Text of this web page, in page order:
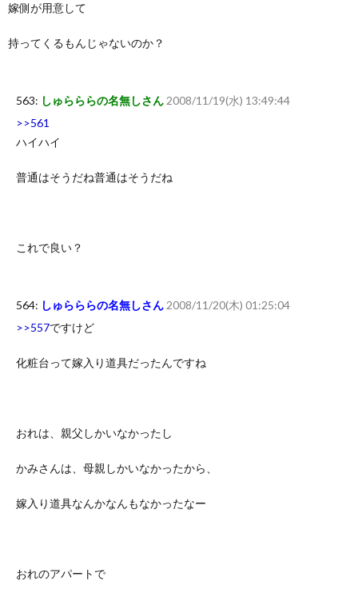
嫁側が用意して
持ってくるもんじゃないのか？
563: しゅらららの名無しさん 2008/11/19(水) 13:49:44
>>561
ハイハイ
普通はそうだね普通はそうだね
これで良い？
564: しゅらららの名無しさん 2008/11/20(木) 01:25:04
>>557ですけど
化粧台って嫁入り道具だったんですね
おれは、親父しかいなかったし
かみさんは、母親しかいなかったから、
嫁入り道具なんかなんもなかったなー
おれのアパートで